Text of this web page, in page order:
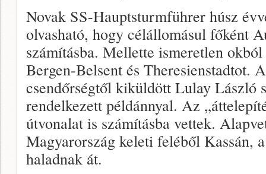
Novak SS-Hauptsturmführer húsz
olvasható, hogy célállomásul főként
számításba. Mellette ismeretlen
Bergen-Belsent és Theresienstadtot.
csendőrségtől kiküldött Lulay László
rendelkezett példánnyal. Az
útvonalat is számításba vettek.
Magyarország keleti feléből Kassán,
haladnak át.